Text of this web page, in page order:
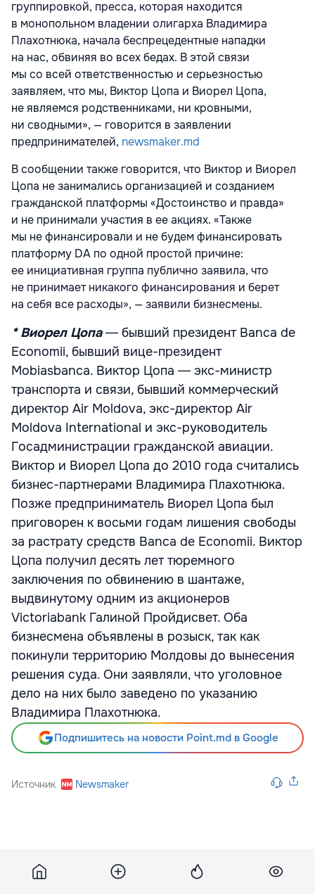
группировкой, пресса, которая находится
в монопольном владении олигарха Владимира
Плахотнюка, начала беспрецедентные нападки
на нас, обвиняя во всех бедах. В этой связи
мы со всей ответственностью и серьезностью
заявляем, что мы, Виктор Цопа и Виорел Цопа,
не являемся родственниками, ни кровными,
ни сводными», — говорится в заявлении
предпринимателей, newsmaker.md
В сообщении также говорится, что Виктор и Виорел
Цопа не занимались организацией и созданием
гражданской платформы «Достоинство и правда»
и не принимали участия в ее акциях. «Также
мы не финансировали и не будем финансировать
платформу DA по одной простой причине:
ее инициативная группа публично заявила, что
не принимает никакого финансирования и берет
на себя все расходы», — заявили бизнесмены.
* Виорел Цопа― бывший президент Banca de
Economii, бывший вице-президент
Mobiasbanca. Виктор Цопа ― экс-министр
транспорта и связи, бывший коммерческий
директор Air Moldova, экс-директор Air
Moldova International и экс-руководитель
Госадминистрации гражданской авиации.
Виктор и Виорел Цопа до 2010 года считались
бизнес-партнерами Владимира Плахотнюка.
Позже предприниматель Виорел Цопа был
приговорен к восьми годам лишения свободы
за растрату средств Banca de Economii. Виктор
Цопа получил десять лет тюремного
заключения по обвинению в шантаже,
выдвинутому одним из акционеров
Victoriabank Галиной Пройдисвет. Оба
бизнесмена объявлены в розыск, так как
покинули территорию Молдовы до вынесения
решения суда. Они заявляли, что уголовное
дело на них было заведено по указанию
Владимира Плахотнюка.
Подпишитесь на новости Point.md в Google
Источник Newsmaker